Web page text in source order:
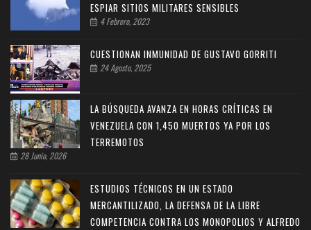
ESPIAR SITIOS MILITARES SENSIBLES
4 Febrero, 2023
CUESTIONAN INMUNIDAD DE GUSTAVO GORRITI
24 Agosto, 2025
LA BÚSQUEDA AVANZA EN HORAS CRÍTICAS EN
VENEZUELA CON 1,450 MUERTOS YA POR LOS
TERREMOTOS
28 Junio, 2026
ESTUDIOS TÉCNICOS EN UN ESTADO
MERCANTILIZADO, LA DEFENSA DE LA LIBRE
COMPETENCIA CONTRA LOS MONOPOLIOS Y ALFREDO